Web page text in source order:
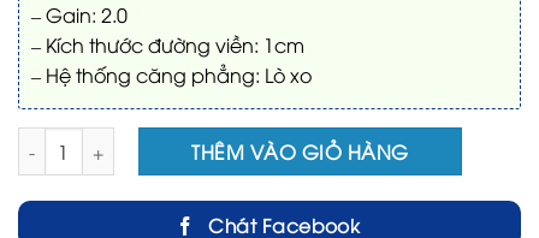
– Gain: 2.0
– Kích thước đường viền: 1cm
– Hệ thống căng phẳng: Lò xo
Màn chiếu tương phản cao 150 inch (16:9) số lượng
THÊM VÀO GIỎ HÀNG
Chát Facebook